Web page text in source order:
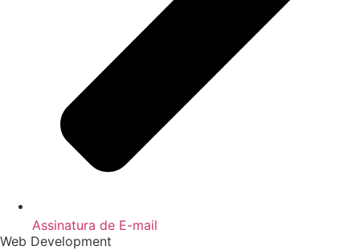
Assinatura de E-mail
Web Development